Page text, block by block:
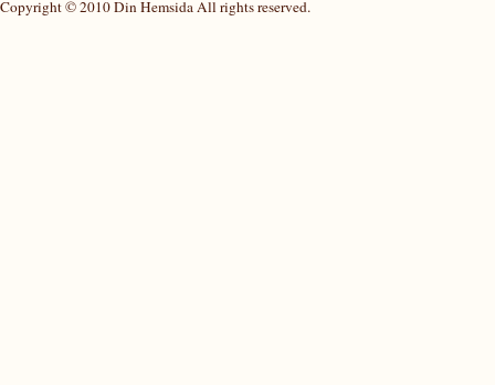
Copyright © 2010 Din Hemsida All rights reserved.